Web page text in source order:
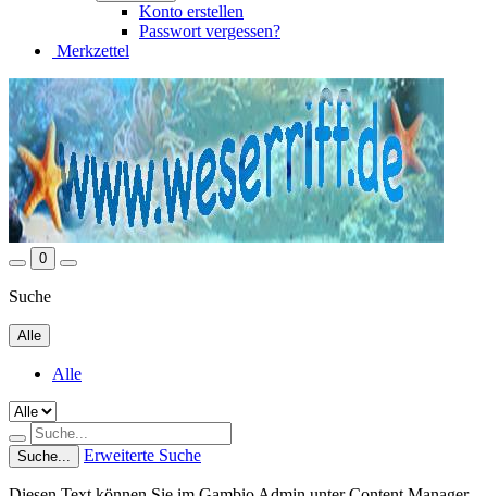
Konto erstellen
Passwort vergessen?
Merkzettel
0
Suche
Alle
Alle
Suche... Erweiterte Suche